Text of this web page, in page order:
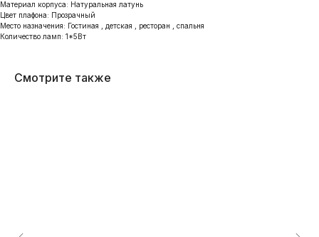
Материал корпуса: Натуральная латунь
Цвет плафона: Прозрачный
Место назначения: Гостиная , детская , ресторан , спальня
Количество ламп: 1*5Вт
Смотрите также